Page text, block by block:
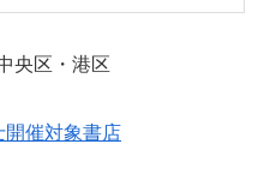
央区・港区
開催対象書店